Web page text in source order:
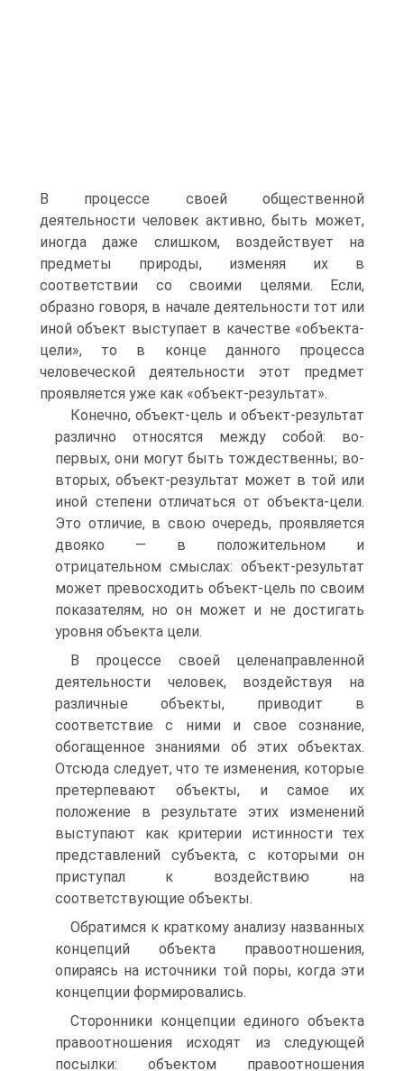
В процессе своей общественной
деятельности человек активно, быть может,
иногда даже слишком, воздействует на
предметы природы, изменяя их в
соответствии со своими целями. Если,
образно говоря, в начале деятельности тот или
иной объект выступает в качестве «объекта-
цели», то в конце данного процесса
человеческой деятельности этот предмет
проявляется уже как «объект-результат».
Конечно, объект-цель и объект-результат
различно относятся между собой: во-
первых, они могут быть тождественны; во-
вторых, объект-результат может в той или
иной степени отличаться от объекта-цели.
Это отличие, в свою очередь, проявляется
двояко — в положительном и
отрицательном смыслах: объект-результат
может превосходить объект-цель по своим
показателям, но он может и не достигать
уровня объекта цели.
В процессе своей целенаправленной
деятельности человек, воздействуя на
различные объекты, приводит в
соответствие с ними и свое сознание,
обогащенное знаниями об этих объектах.
Отсюда следует, что те изменения, которые
претерпевают объекты, и самое их
положение в результате этих изменений
выступают как критерии истинности тех
представлений субъекта, с которыми он
приступал к воздействию на
соответствующие объекты.
Обратимся к краткому анализу названных
концепций объекта правоотношения,
опираясь на источники той поры, когда эти
концепции формировались.
Сторонники концепции единого объекта
правоотношения исходят из следующей
посылки: объектом правоотношения